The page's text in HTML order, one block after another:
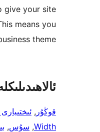
give your site
means you
theme.
قوڭۇر ,
Width
, سۇس,